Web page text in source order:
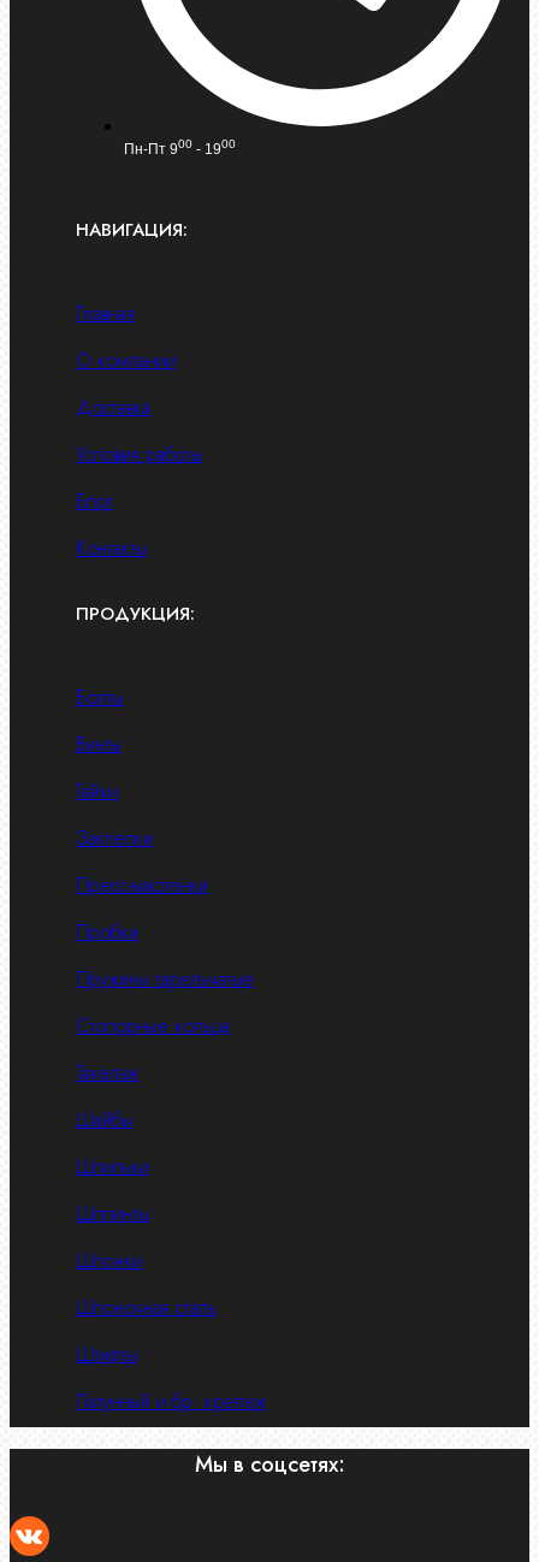
Пн-Пт 900 - 1900
НАВИГАЦИЯ:
Главная
О компании
Доставка
Условия работы
Блог
Контакты
ПРОДУКЦИЯ:
Болты
Винты
Гайки
Заклепки
Пресс-масленки
Пробки
Пружины тарельчатые
Стопорные кольца
Такелаж
Шайбы
Шпильки
Шплинты
Шпонки
Шпоночная сталь
Штифты
Латунный и бр. крепеж
Мы в соцсетях: